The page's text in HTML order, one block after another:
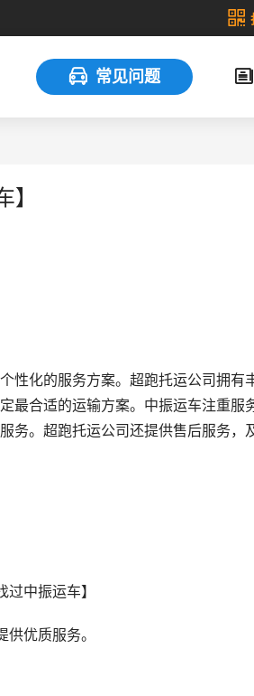
常见问题
性化的服务方案。超跑托运公司拥有
最合适的运输方案。中振运车注重服
务。超跑托运公司还提供售后服务，
优质服务。